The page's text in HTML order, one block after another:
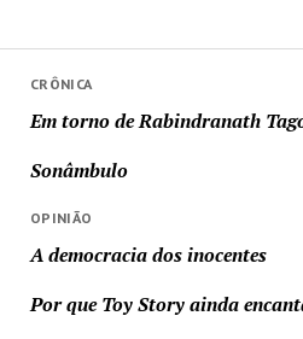
CRÔNICA
Em torno de Rabindranath
Sonâmbulo
OPINIÃO
A democracia dos inocentes
Por que Toy Story ainda